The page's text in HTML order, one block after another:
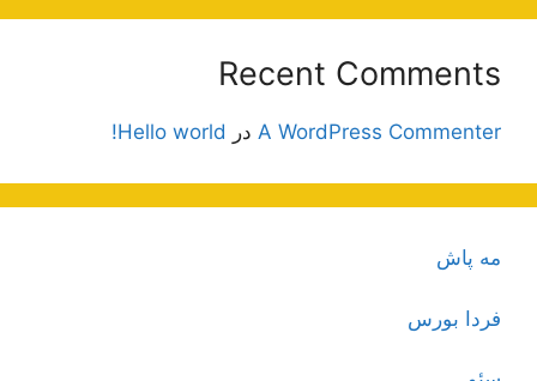
Recent Comments
A WordPress Commenter در Hello world!
مه پاش
فردا بورس